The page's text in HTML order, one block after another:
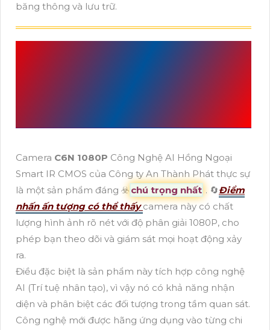
băng thông và lưu trữ.
Camera C6N 1080P Công Nghệ AI Hồng Ngoại
Smart IR CMOS của Công ty An Thành Phát thực sự
là một sản phẩm đáng ☣️ chú trọng nhất . 🔄Điểm
nhấn ấn tượng có thể thấycamera này có chất
lượng hình ảnh rõ nét với độ phân giải 1080P, cho
phép bạn theo dõi và giám sát mọi hoạt động xảy
ra.
Điều đặc biệt là sản phẩm này tích hợp công nghệ
AI (Trí tuệ nhân tạo), vì vậy nó có khả năng nhận
diện và phân biệt các đối tượng trong tầm quan sát.
Công nghệ mới được hãng ứng dụng vào từng chi